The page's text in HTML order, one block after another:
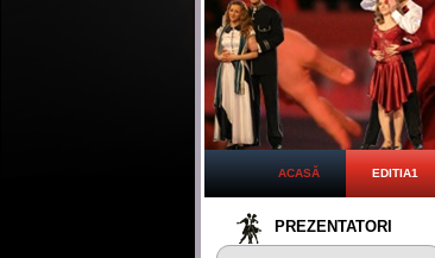
ACASĂ EDITIA1
PREZENTATORI